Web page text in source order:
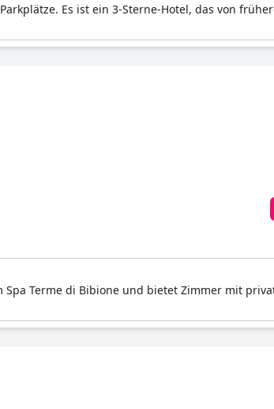
Es ist ein 3-Sterne-Hotel, das von
Terme di Bibione und bietet Zimmer mit